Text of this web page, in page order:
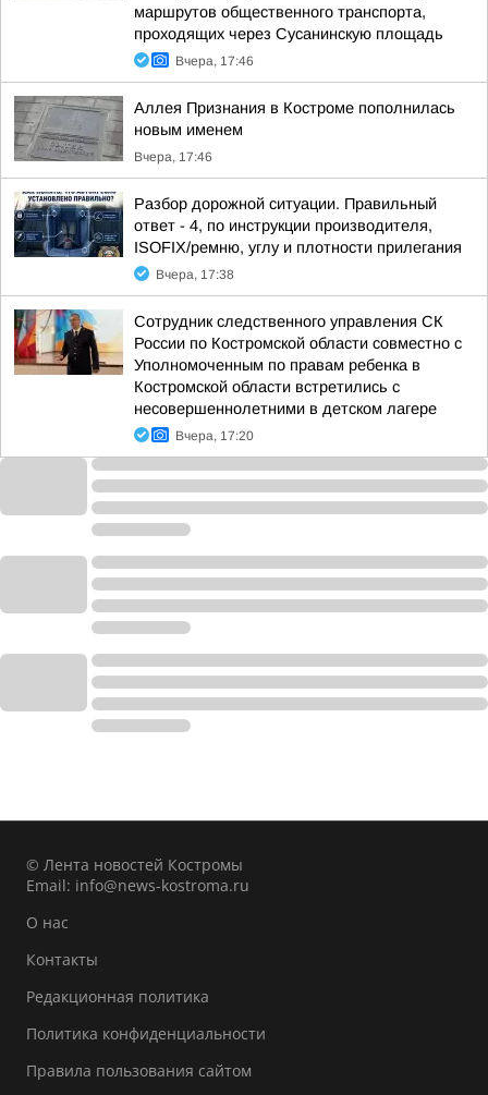
маршрутов общественного транспорта,
проходящих через Сусанинскую площадь
Вчера, 17:46
Аллея Признания в Костроме пополнилась
новым именем
Вчера, 17:46
Разбор дорожной ситуации. Правильный
ответ - 4, по инструкции производителя,
ISOFIX/ремню, углу и плотности прилегания
Вчера, 17:38
Сотрудник следственного управления СК
России по Костромской области совместно с
Уполномоченным по правам ребенка в
Костромской области встретились с
несовершеннолетними в детском лагере
Вчера, 17:20
© Лента новостей Костромы
Email: info@news-kostroma.ru
О нас
Контакты
Редакционная политика
Политика конфиденциальности
Правила пользования сайтом